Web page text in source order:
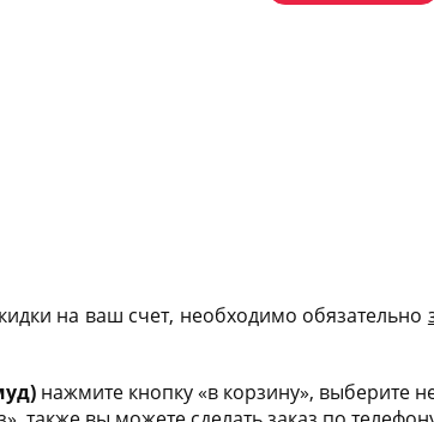
на ваш счет, необходимо обязательно
нажмите кнопку «в корзину», выберите